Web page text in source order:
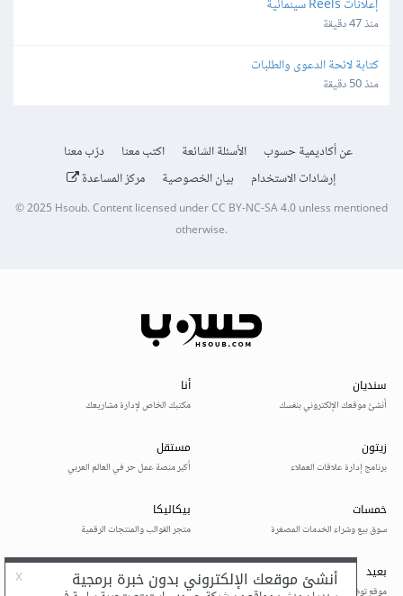
إعلانات Reels سينمائية
منذ 47 دقيقة
كتابة لائحة الدعوى والطلبات
منذ 50 دقيقة
عن أكاديمية حسوب الأسئلة الشائعة اكتب معنا
درّب معنا
إرشادات الاستخدام
بيان الخصوصية مركز المساعدة
© 2025 Hsoub.Content licensed underCC BY-NC-SA 4.0unless mentioned
otherwise.